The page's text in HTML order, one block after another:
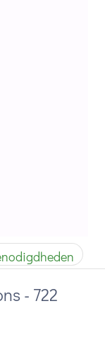
- 722